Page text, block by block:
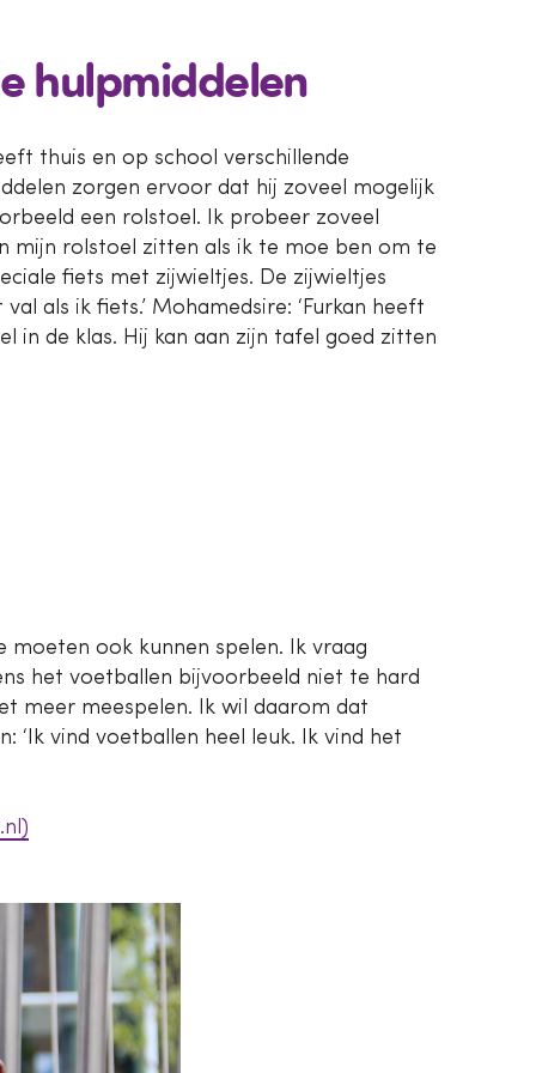
hulpmiddelen
thuis en op school verschillende
zorgen ervoor dat hij zoveel mogelijk
een rolstoel. Ik probeer zoveel
mijn rolstoel zitten als ik te moe ben om te
fiets met zijwieltjes. De zijwieltjes
als ik fiets.’ Mohamedsire: ‘Furkan heeft
in de klas. Hij kan aan zijn tafel goed zitten
moeten ook kunnen spelen. Ik vraag
het voetballen bijvoorbeeld niet te hard
meer meespelen. Ik wil daarom dat
‘Ik vind voetballen heel leuk. Ik vind het